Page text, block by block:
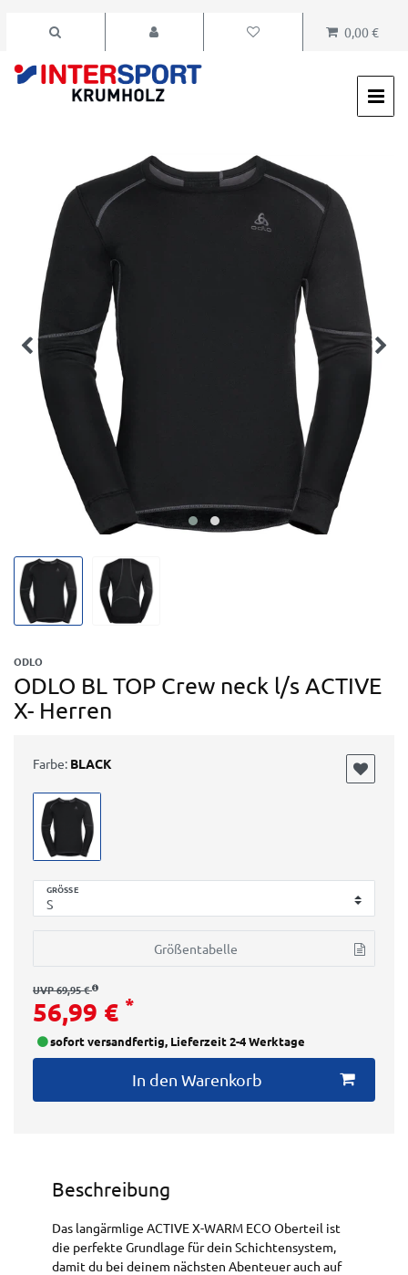
0,00 €
ODLO
ODLO BL TOP Crew neck l/s ACTIVE
X- Herren
GRÖSSE
Größentabelle
Farbe: BLACK
UVP 69,95 €
56,99 € *
sofort versandfertig, Lieferzeit 2-4 Werktage
In den Warenkorb
Beschreibung
Das langärmlige ACTIVE X-WARM ECO Oberteil ist
die perfekte Grundlage für dein Schichtensystem,
damit du bei deinem nächsten Abenteuer auch auf